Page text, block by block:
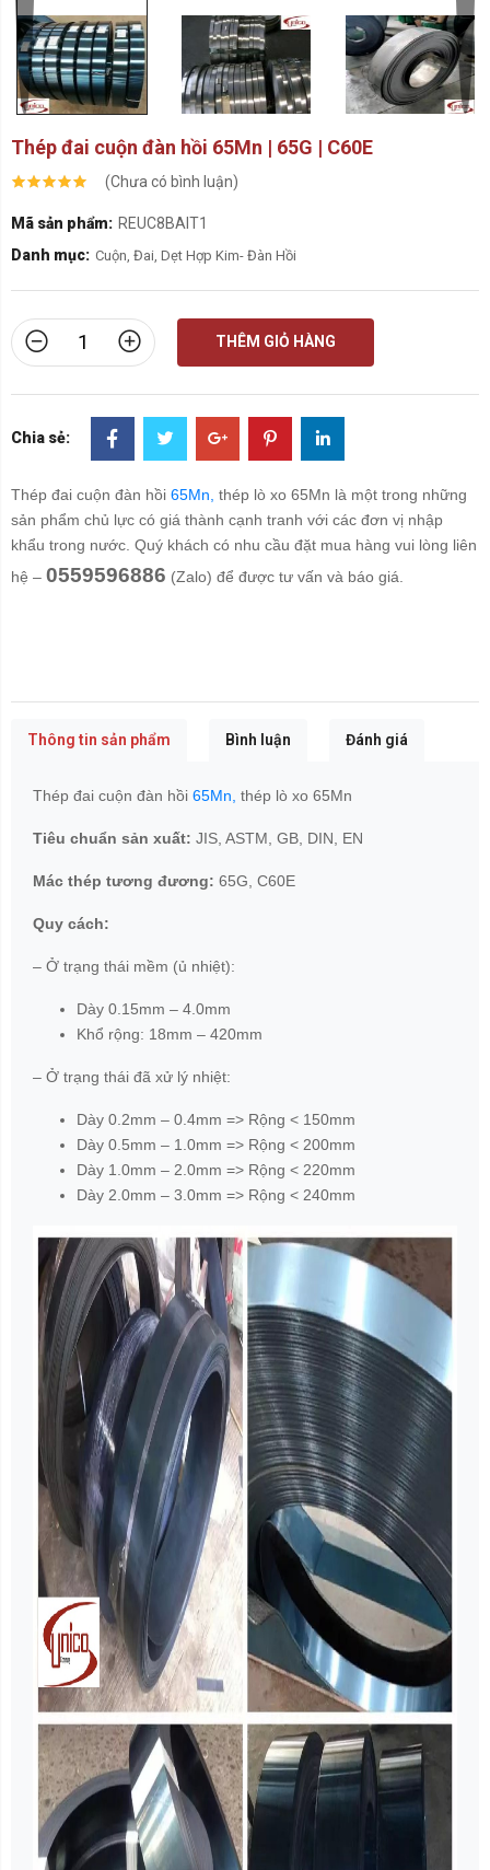
Thép đai cuộn đàn hồi 65Mn | 65G | C60E
(Chưa có bình luận)
Mã sản phẩm: REUC8BAIT1
Danh mục: Cuộn, Đai, Dẹt Hợp Kim- Đàn Hồi
THÊM GIỎ HÀNG
Chia sẻ:
Thép đai cuộn đàn hồi 65Mn, thép lò xo 65Mn là một trong những
sản phẩm chủ lực có giá thành cạnh tranh với các đơn vị nhập
khẩu trong nước. Quý khách có nhu cầu đặt mua hàng vui lòng liên
hệ – 0559596886 (Zalo) để được tư vấn và báo giá.
Thông tin sản phẩm Bình luận Đánh giá
Thép đai cuộn đàn hồi 65Mn, thép lò xo 65Mn
Tiêu chuẩn sản xuất: JIS, ASTM, GB, DIN, EN
Mác thép tương đương: 65G, C60E
Quy cách:
– Ở trạng thái mềm (ủ nhiệt):
Dày 0.15mm – 4.0mm
Khổ rộng: 18mm – 420mm
– Ở trạng thái đã xử lý nhiệt:
Dày 0.2mm – 0.4mm => Rộng < 150mm
Dày 0.5mm – 1.0mm => Rộng < 200mm
Dày 1.0mm – 2.0mm => Rộng < 220mm
Dày 2.0mm – 3.0mm => Rộng < 240mm